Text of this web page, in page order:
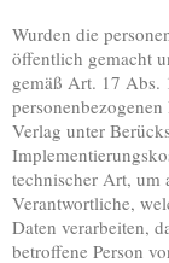
Wurden die
öffentlich gemacht
gemäß Art. 17 Abs.
Verlag unter
technischer Art, um
Verantwortliche,
Daten verarbeiten,
betroffene Person